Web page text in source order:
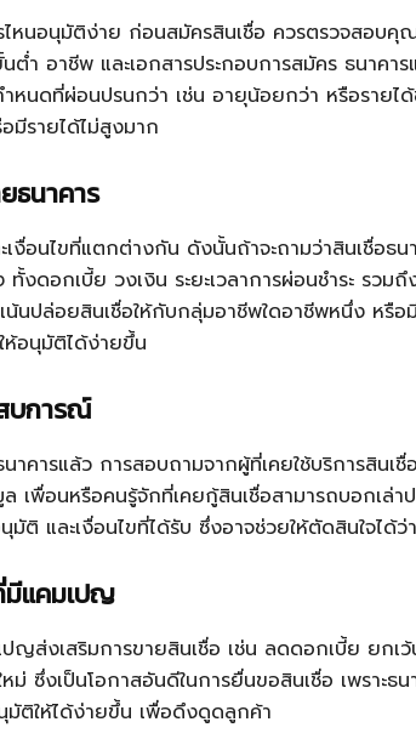
รไหนอนุมัติง่าย ก่อนสมัครสินเชื่อ ควรตรวจสอบ
ต่ำ อาชีพ และเอกสารประกอบการสมัคร ธนาค
หนดที่ผ่อนปรนกว่า เช่น อายุน้อยกว่า หรือรายไ
มีรายได้ไม่สูงมาก
ธนาคาร
เงื่อนไขที่แตกต่างกัน ดังนั้นถ้าจะถามว่าสินเชื่อธ
งดอกเบี้ย วงเงิน ระยะเวลาการผ่อนชำระ รว
น้นปล่อยสินเชื่อให้กับกลุ่มอาชีพใดอาชีพหนึ่ง หรื
ห้อนุมัติได้ง่ายขึ้น
บการณ์
คารแล้ว การสอบถามจากผู้ที่เคยใช้บริการสินเชื่
เพื่อนหรือคนรู้จักที่เคยกู้สินเชื่อสามารถบอกเล่
มัติ และเงื่อนไขที่ได้รับ ซึ่งอาจช่วยให้ตัดสินใจได้
มีแคมเปญ
ญส่งเสริมการขายสินเชื่อ เช่น ลดดอกเบี้ย ยกเว้
ม่ ซึ่งเป็นโอกาสอันดีในการยื่นขอสินเชื่อ เพราะธ
ติให้ได้ง่ายขึ้น เพื่อดึงดูดลูกค้า